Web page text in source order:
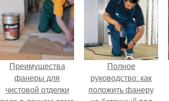
Преимущества
фанеры для
чистовой отделки
Полное
руководство: как
положить фанеру